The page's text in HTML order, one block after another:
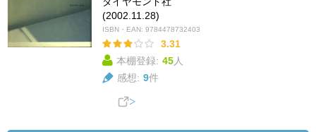
(2002.11.28)
ISBN・EAN: 9784478732403
3.31
本棚登録: 45人
感想: 9件